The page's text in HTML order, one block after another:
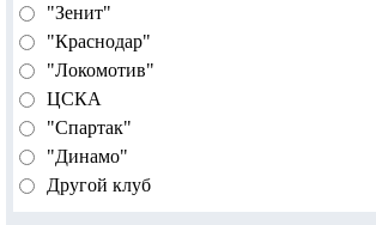
"Зенит"
"Краснодар"
"Локомотив"
ЦСКА
"Спартак"
"Динамо"
Другой клуб